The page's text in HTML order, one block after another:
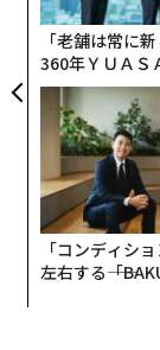
対照的に
バークシャー
ーレン・バフ
24億ドル（約
再び1500億
バフェット氏
豪トップ10の
重要な背景
「老舗は常に
360年ＹＵＡＳ
CEO田尻望が
る人の価値
「コンディシ
左右する――「